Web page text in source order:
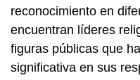
reconocimiento en
encuentran líderes
figuras públicas que
significativa en sus